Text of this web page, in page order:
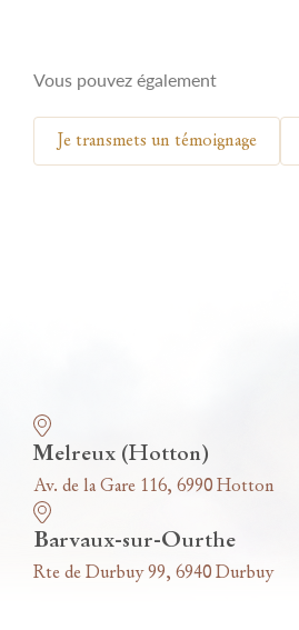
Vous pouvez également
Je transmets un témoignage
Melreux (Hotton)
Av. de la Gare 116, 6990 Hotton
Barvaux-sur-Ourthe
Rte de Durbuy 99, 6940 Durbuy